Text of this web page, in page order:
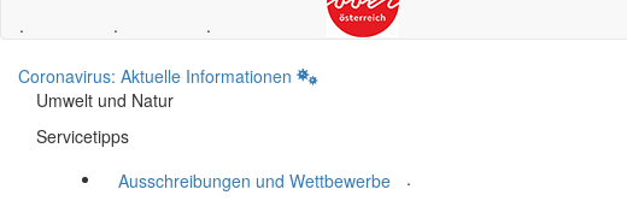
.
.
.
Coronavirus: Aktuelle Informationen
Umwelt und Natur
Servicetipps
Ausschreibungen und Wettbewerbe
.